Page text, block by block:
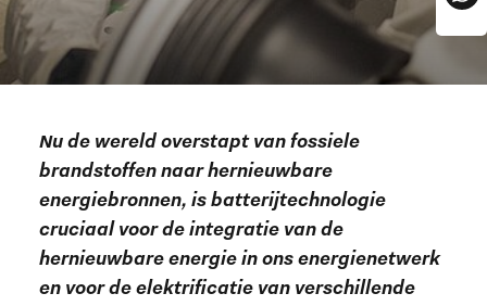
Nu de wereld overstapt van fossiele
brandstoffen naar hernieuwbare
energiebronnen, is batterijtechnologie
cruciaal voor de integratie van de
hernieuwbare energie in ons energienetwerk
en voor de elektrificatie van verschillende